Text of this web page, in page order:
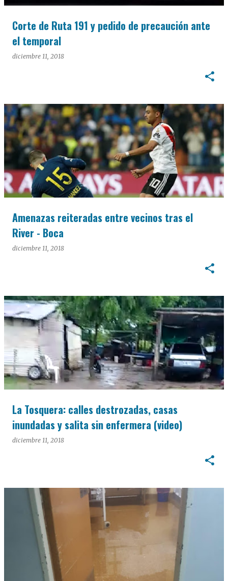
Corte de Ruta 191 y pedido de precaución ante
el temporal
diciembre 11, 2018
Amenazas reiteradas entre vecinos tras el
River - Boca
diciembre 11, 2018
La Tosquera: calles destrozadas, casas
inundadas y salita sin enfermera (video)
diciembre 11, 2018